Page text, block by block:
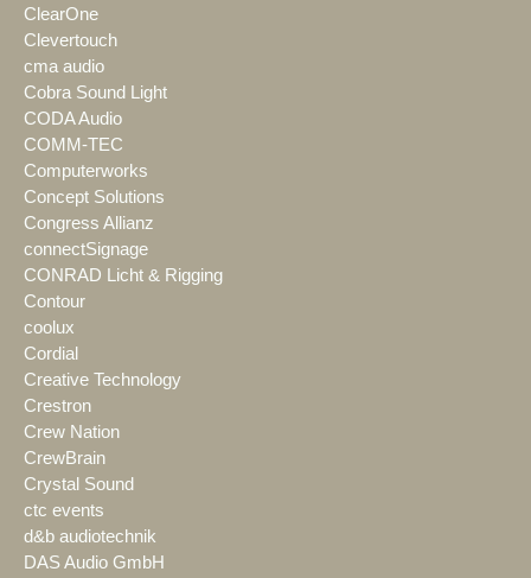
ClearOne
Clevertouch
cma audio
Cobra Sound Light
CODA Audio
COMM-TEC
Computerworks
Concept Solutions
Congress Allianz
connectSignage
CONRAD Licht & Rigging
Contour
coolux
Cordial
Creative Technology
Crestron
Crew Nation
CrewBrain
Crystal Sound
ctc events
d&b audiotechnik
DAS Audio GmbH